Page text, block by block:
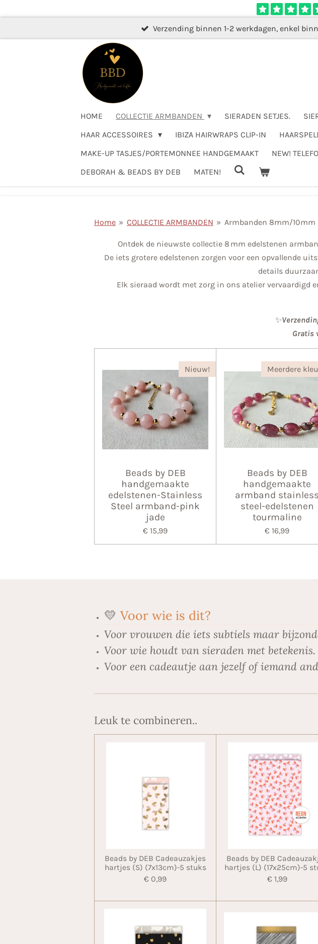
naar
Verzending binnen 1-2 werkdagen, enkel
HOME COLLECTIE ARMBANDEN SIERADEN SETJES.
HAAR ACCESSOIRES
IBIZA HAIRWRAPS CLIP-IN
MAKE-UP TASJES/PORTEMONNEE HANDGEMAAKT
NEW!
DEBORAH & BEADS BY DEB
MATEN!
Home » COLLECTIE ARMBANDEN » Armbanden 8mm/10mm
Ontdek de nieuwste collectie 8 mm edelstenen
De iets grotere edelstenen zorgen voor een opvallende
details
Elk sieraad wordt met zorg in ons atelier vervaardigd
✨
Gratis
Nieuw!
Beads by DEB
handgemaakte
edelstenen-Stainless
Steel armband-pink
jade
€ 15,99
Meerdere
Beads by DEB
handgemaakte
armband stainless
steel-edelstenen
tourmaline
€ 16,99
💛 Voor wie is dit?
Voor vrouwen die iets subtiels maar
Voor wie houdt van sieraden met betekenis.
Voor een cadeautje aan jezelf of iemand
Leuk te combineren..
Beads by DEB Cadeauzakjes
hartjes (S) (7x13cm)-5 stuks
€ 0,99
Beads by DEB
hartjes (L) (17x25cm)-5
€ 1,99